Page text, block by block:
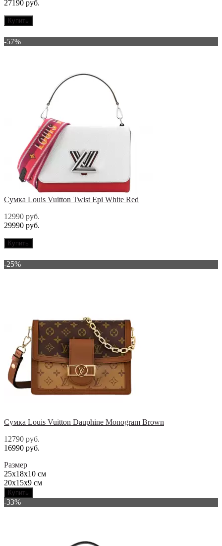
27190 руб.
Купить
-57%
Сумка Louis Vuitton Twist Epi White Red
12990 руб.
29990 руб.
Купить
-25%
Сумка Louis Vuitton Dauphine Monogram Brown
12790 руб.
16990 руб.
Размер
25x18x10 см
20х15х9 см
Купить
-33%